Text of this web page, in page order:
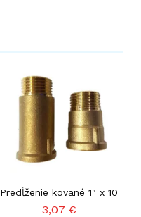
Predĺženie kované 1" x 10
3,07 €